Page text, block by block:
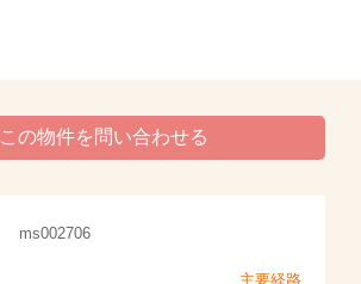
この物件を問い合わせる
ms002706
主要経路